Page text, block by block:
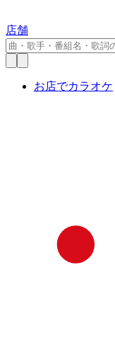
店舗
お店でカラオケ